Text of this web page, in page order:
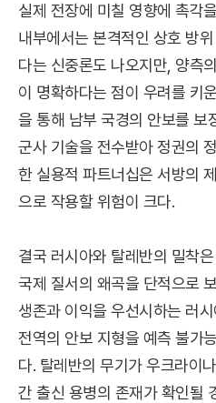
실제 전장에 미칠 영향에 촉각
내부에서는 본격적인 상호 방
다는 신중론도 나오지만, 양측
이 명확하다는 점이 우려를 키
을 통해 남부 국경의 안보를 보
군사 기술을 전수받아 정권의
한 실용적 파트너십은 서방의
으로 작용할 위험이 크다.
결국 러시아와 탈레반의 밀착
국제 질서의 왜곡을 단적으로
생존과 이익을 우선시하는 러
전역의 안보 지형을 예측 불가
다. 탈레반의 무기가 우크라이
간 출신 용병의 존재가 확인될